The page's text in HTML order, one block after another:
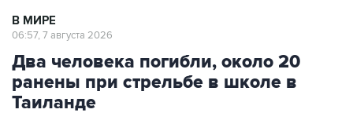
В МИРЕ
06:57, 7 августа 2026
Два человека погибли, около 20
ранены при стрельбе в школе в
Таиланде